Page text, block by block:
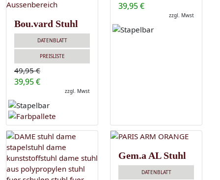
Bou.vard Stuhl
DATENBLATT
PREISLISTE
49,95 €
39,95 €
zzgl. Mwst
39,95 €
zzgl. Mwst
Gem.a AL Stuhl
DATENBLATT